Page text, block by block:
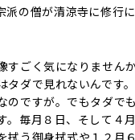
派の僧が清涼寺に修行
すごく気になりません
タダで見れないんです
のですが。でもタダで
。毎月８日、そして４
拭う御身拭式や１２月